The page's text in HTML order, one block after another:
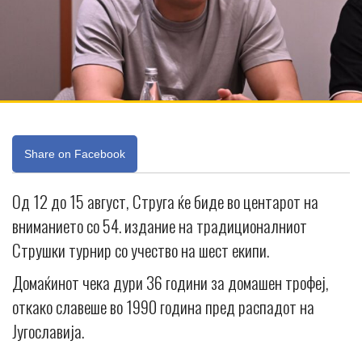
Share on Facebook
Од 12 до 15 август, Струга ќе биде во центарот на
вниманието со 54. издание на традиционалниот
Струшки турнир со учество на шест екипи.
Домаќинот чека дури 36 години за домашен трофеј,
откако славеше во 1990 година пред распадот на
Југославија.